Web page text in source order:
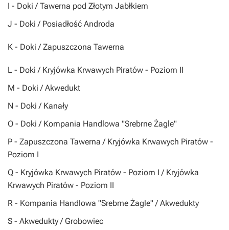
I - Doki / Tawerna pod Złotym Jabłkiem
J - Doki / Posiadłość Androda
K - Doki / Zapuszczona Tawerna
L - Doki / Kryjówka Krwawych Piratów - Poziom II
M - Doki / Akwedukt
N - Doki / Kanały
O - Doki / Kompania Handlowa "Srebrne Żagle"
P - Zapuszczona Tawerna / Kryjówka Krwawych Piratów -
Poziom I
Q - Kryjówka Krwawych Piratów - Poziom I / Kryjówka
Krwawych Piratów - Poziom II
R - Kompania Handlowa "Srebrne Żagle" / Akwedukty
S - Akwedukty / Grobowiec